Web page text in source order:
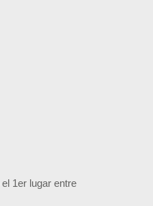
1er lugar entre